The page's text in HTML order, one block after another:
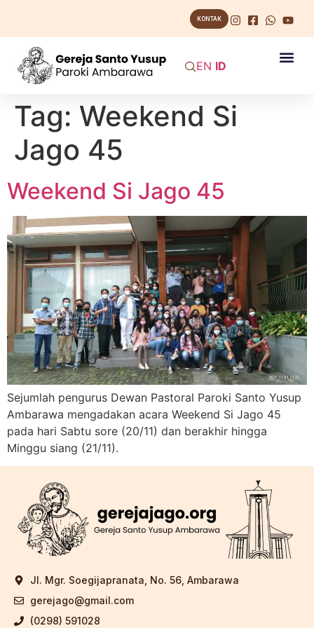
KONTAK
EN ID
Tag: Weekend Si
Jago 45
Weekend Si Jago 45
Sejumlah pengurus Dewan Pastoral Paroki Santo Yusup
Ambarawa mengadakan acara Weekend Si Jago 45
pada hari Sabtu sore (20/11) dan berakhir hingga
Minggu siang (21/11).
Jl. Mgr. Soegijapranata, No. 56, Ambarawa
gerejago@gmail.com
(0298) 591028